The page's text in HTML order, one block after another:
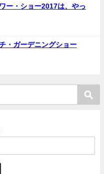
ー・ショー2017は、やっ
・ガーデニングショー